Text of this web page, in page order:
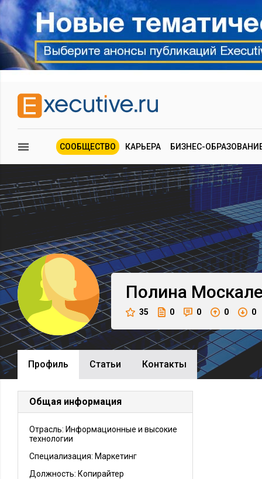
СООБЩЕСТВО КАРЬЕРА БИЗНЕС-
Полина
35 0 0 0 0
Профиль Cтатьи Контакты
Общая информация
Отрасль: Информационные и высокие
технологии
Специализация: Маркетинг
Должность: Копирайтер